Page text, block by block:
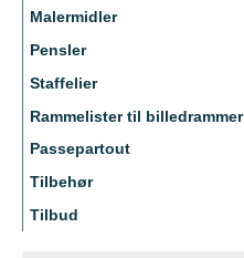
Malermidler
Pensler
Staffelier
Rammelister til billedrammer
Passepartout
Tilbehør
Tilbud